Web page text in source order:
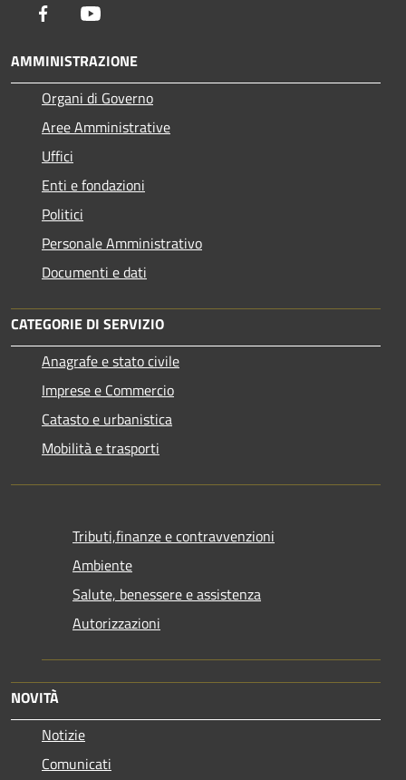
Facebook
AMMINISTRAZIONE
Organi di Governo
Aree Amministrative
Uffici
Enti e fondazioni
Politici
Personale Amministrativo
Documenti e dati
CATEGORIE DI SERVIZIO
Anagrafe e stato civile
Imprese e Commercio
Catasto e urbanistica
Mobilità e trasporti
Tributi,finanze e contravvenzioni
Ambiente
Salute, benessere e assistenza
Autorizzazioni
NOVITÀ
Notizie
Comunicati